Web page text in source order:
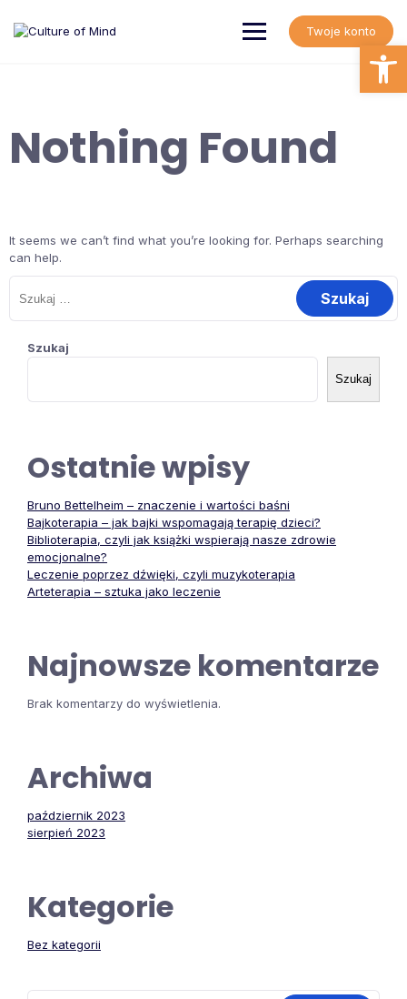
content
Twoje konto
Nothing Found
It seems we can’t find what you’re looking for. Perhaps searching
can help.
Szukaj:
Szukaj
Szukaj
Ostatnie wpisy
Bruno Bettelheim – znaczenie i wartości baśni
Bajkoterapia – jak bajki wspomagają terapię dzieci?
Biblioterapia, czyli jak książki wspierają nasze zdrowie
emocjonalne?
Leczenie poprzez dźwięki, czyli muzykoterapia
Arteterapia – sztuka jako leczenie
Najnowsze komentarze
Brak komentarzy do wyświetlenia.
Archiwa
październik 2023
sierpień 2023
Kategorie
Bez kategorii